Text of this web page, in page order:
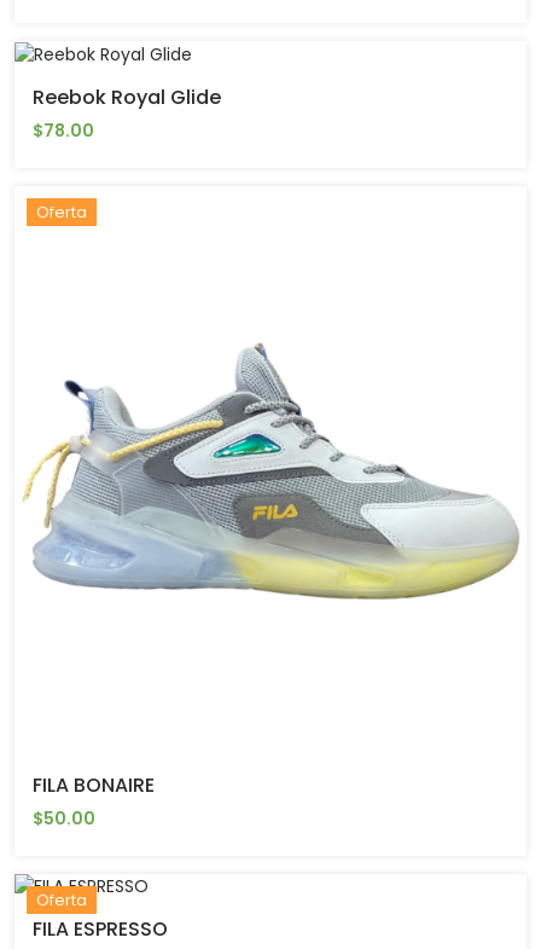
Reebok Royal Glide
$78.00
Oferta
FILA BONAIRE
$50.00
Oferta
FILA ESPRESSO